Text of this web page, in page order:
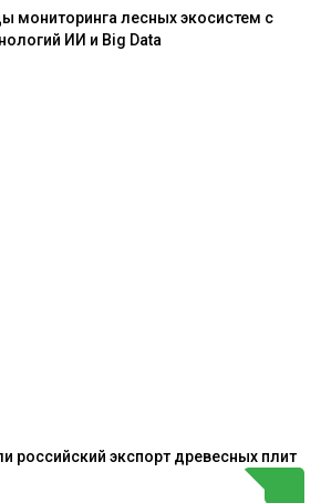
мониторинга лесных экосистем с
ИИ и Big Data
российский экспорт древесных плит